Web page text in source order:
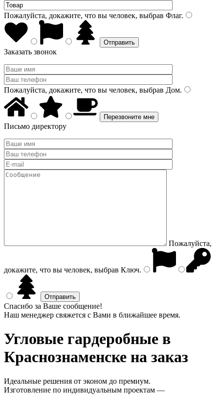
Пожалуйста, докажите, что вы человек, выбрав Флаг.
Заказать звонок
Пожалуйста, докажите, что вы человек, выбрав Дом.
Письмо директору
Пожалуйста,
докажите, что вы человек, выбрав Ключ.
Спасибо за Ваше сообщение!
Наш менеджер свяжется с Вами в ближайшее время.
Угловые гардеробные в
Краснознаменске на заказ
Идеальные решения от эконом до премиум.
Изготовление по индивидуальным проектам —